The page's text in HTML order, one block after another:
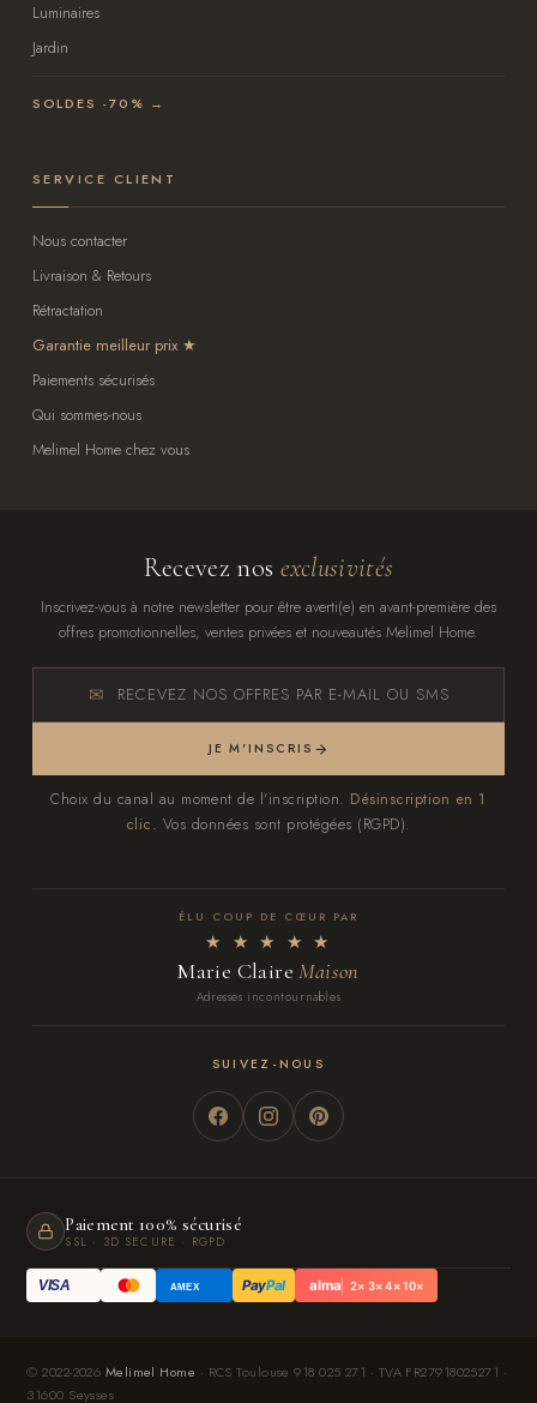
Luminaires
Jardin
SOLDES -70% →
SERVICE CLIENT
Nous contacter
Livraison & Retours
Rétractation
Garantie meilleur prix
Paiements sécurisés
Qui sommes-nous
Melimel Home chez vous
Recevez nos exclusivités
Inscrivez-vous à notre newsletter pour être averti(e) en avant-première des
offres promotionnelles, ventes privées et nouveautés Melimel Home.
RECEVEZ NOS OFFRES PAR E-MAIL OU SMS
JE M'INSCRIS
Choix du canal au moment de l'inscription. Désinscription en 1
clic. Vos données sont protégées (RGPD).
ÉLU COUP DE CŒUR PAR
★ ★ ★ ★ ★
Marie ClaireMaison
Adresses incontournables
SUIVEZ-NOUS
Paiement 100% sécurisé
SSL · 3D SECURE · RGPD
VISA AMEX PayPal alma 2× 3× 4× 10×
© 2022-2026 Melimel Home · RCS Toulouse 918 025 271 · TVA FR27918025271 ·
31600 Seysses